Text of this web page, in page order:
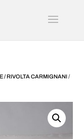
/ RIVOLTA CARMIGNANI/